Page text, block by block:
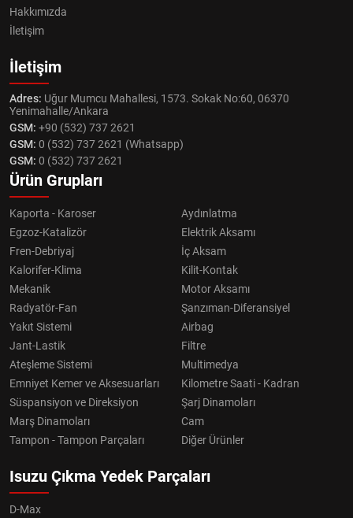
Hakkımızda
İletişim
İletişim
Adres: Uğur Mumcu Mahallesi, 1573. Sokak No:60, 06370
Yenimahalle/Ankara
GSM: +90 (532) 737 2621
GSM: 0 (532) 737 2621 (Whatsapp)
GSM: 0 (532) 737 2621
Ürün Grupları
Kaporta - Karoser
Aydınlatma
Egzoz-Katalizör
Elektrik Aksamı
Fren-Debriyaj
İç Aksam
Kalorifer-Klima
Kilit-Kontak
Mekanik
Motor Aksamı
Radyatör-Fan
Şanzıman-Diferansiyel
Yakıt Sistemi
Airbag
Jant-Lastik
Filtre
Ateşleme Sistemi
Multimedya
Emniyet Kemer ve Aksesuarları
Kilometre Saati - Kadran
Süspansiyon ve Direksiyon
Şarj Dinamoları
Marş Dinamoları
Cam
Tampon - Tampon Parçaları
Diğer Ürünler
Isuzu Çıkma Yedek Parçaları
D-Max